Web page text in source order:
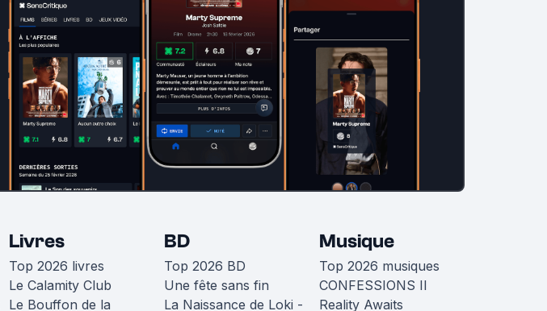
Livres
Top 2026 livres
Le Calamity Club
Le Bouffon de la
BD
Top 2026 BD
Une fête sans fin
La Naissance de Loki -
Musique
Top 2026 musiques
CONFESSIONS II
Reality Awaits